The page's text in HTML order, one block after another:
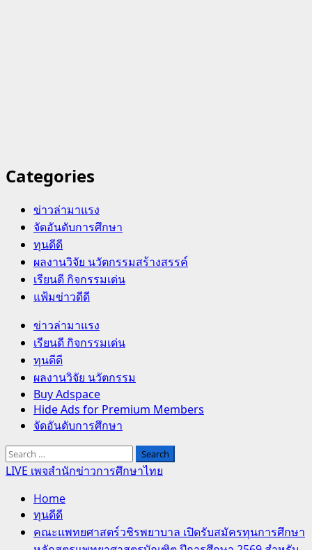
Categories
ข่าวล่ามาแรง
จัดอันดับการศึกษา
ทุนดีดี
ผลงานวิจัย นวัตกรรมสร้างสรรค์
เรียนดี กิจกรรมเด่น
แฟ้มข่าวดีดี
Primary
Menu
ข่าวล่ามาแรง
เรียนดี กิจกรรมเด่น
ทุนดีดี
ผลงานวิจัย นวัตกรรม
Buy Adspace
Hide Ads for Premium Members
จัดอันดับการศึกษา
Search
for:
LIVE เพจสำนักข่าวการศึกษาไทย
Home
ทุนดีดี
คณะแพทยศาสตร์วชิรพยาบาล เปิดรับสมัครทุนการศึกษา